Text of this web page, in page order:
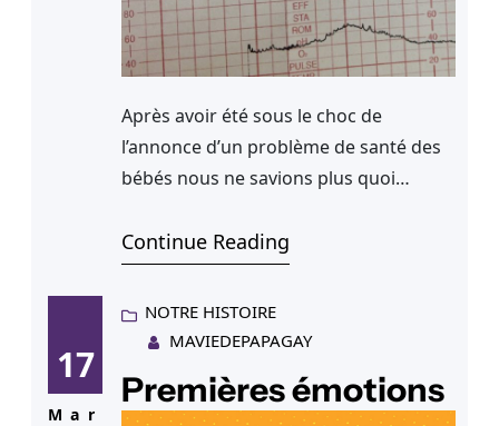
Après avoir été sous le choc de
l’annonce d’un problème de santé des
bébés nous ne savions plus quoi
interlocutrice habituelle de l’agence de
mères porteuses puisqu’elle était en
congé.Celle qui nous a annoncé la
mauvaise nouvelle au téléphone est
d’attendre. « Attendre » mais…
Continue Reading
17
Mar
NOTRE HISTOIRE
MAVIEDEPAPAGAY
Premières émotions